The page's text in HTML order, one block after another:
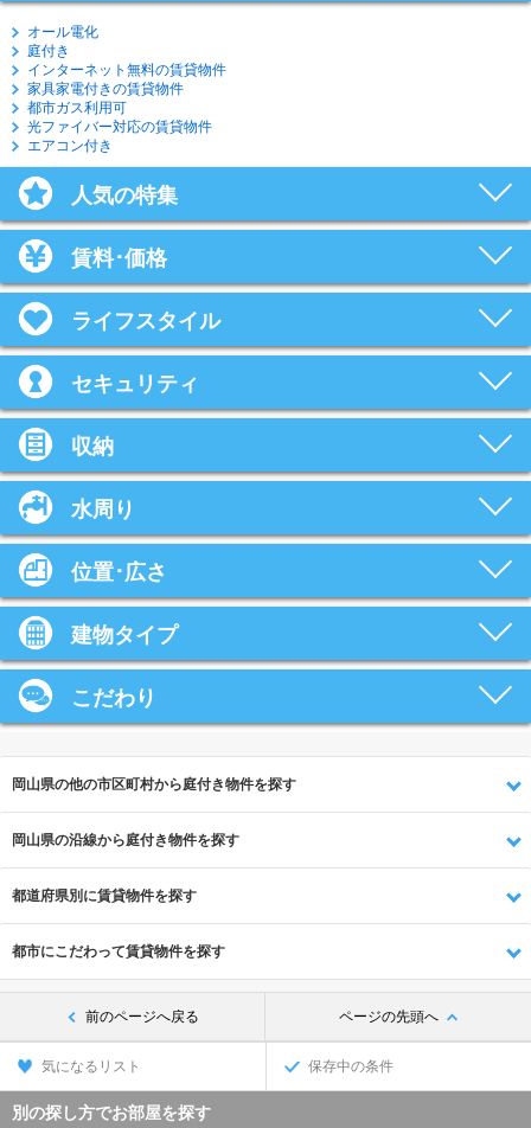
オール電化
庭付き
インターネット無料の賃貸物件
家具家電付きの賃貸物件
都市ガス利用可
光ファイバー対応の賃貸物件
エアコン付き
人気の特集
賃料･価格
ライフスタイル
セキュリティ
収納
水周り
位置･広さ
建物タイプ
こだわり
岡山県の他の市区町村から庭付き物件を探す
岡山県の沿線から庭付き物件を探す
都道府県別に賃貸物件を探す
都市にこだわって賃貸物件を探す
前のページへ戻る ページの先頭へ
気になるリスト 保存中の条件
別の探し方でお部屋を探す